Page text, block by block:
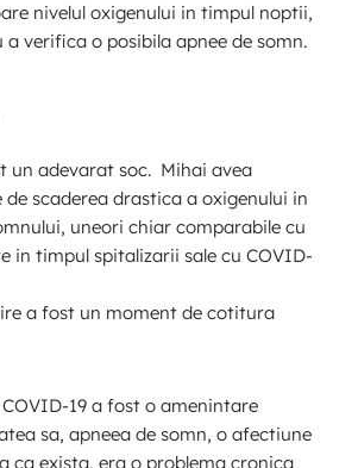
nivelul oxigenului in timpul noptii,
a verifica o posibila apnee de somn.
un adevarat soc. Mihai avea
de scaderea drastica a oxigenului in
uneori chiar comparabile cu
in timpul spitalizarii sale cu COVID-
a fost un moment de cotitura
19 a fost o amenintare
sa, apneea de somn, o afectiune
ca exista, era o problema cronica